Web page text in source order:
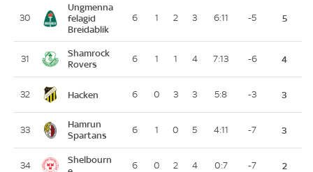
30
Ungmenna
felagid
Breidablik
6 1 2 3 6:11 -5 5
31
Shamrock
Rovers
6 1 1 4 7:13 -6 4
32 Hacken 6 0 3 3 5:8 -3 3
33
Hamrun
Spartans
6 1 0 5 4:11 -7 3
34
Shelbourn
6 0 2 4 0:7 -7 2